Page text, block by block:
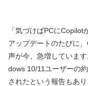
「気づけばPCに
アップデートのたびに
声が今、急増していま
dows 10/11ユーザーの
されたという報告もあ